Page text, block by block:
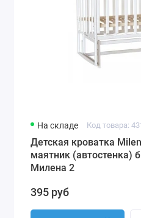
На складе Код товара:
Детская кроватка
маятник (автостенка)
Милена 2
395 руб